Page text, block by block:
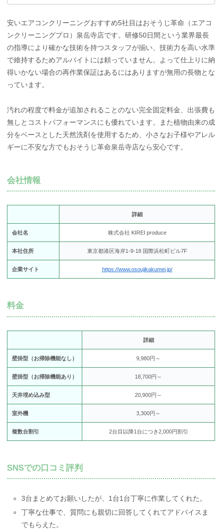
安いエアコンクリーニングおすすめ5社目はおそうじ革命（エアコ
ンクリーニングプロ）泉岳寺店です。研修50日間という業界最長
の指導により確かな技術を持つスタッフが揃い、技術力を高い水準
で維持するためアルバイトには頼っていません。よって仕上りに納
得いかない場合の再作業保証はあるにはありますが無用の長物とな
っています。
汚れの程度で料金が追加されることのない完全固定料金、出張費も
無しとコストパフォーマンスにも優れています。また植物由来の成
分をベースとした天然洗剤を使用するため、小さなお子様やアレル
ギーに不安な方でもおそうじ革命泉岳寺店なら安心です。
会社情報
詳細
会社名 株式会社 KIREI produce
本社住所 東京都港区海岸1-9-18 国際浜松町ビル7F
企業サイト https://www.osoujikakumei.jp/
料金
詳細
壁掛型（お掃除機能なし） 9,980円～
壁掛型（お掃除機能あり） 18,700円～
天井埋め込み型 20,900円～
室外機 3,300円～
複数台割引 2台目以降1台につき2,000円割引
SNSでの口コミ評判
3台まとめてお願いしたが、1台1台丁寧に作業してくれた。
丁寧な仕事で、質問にも親切に回答してくれてアドバイスま
でもらえた。